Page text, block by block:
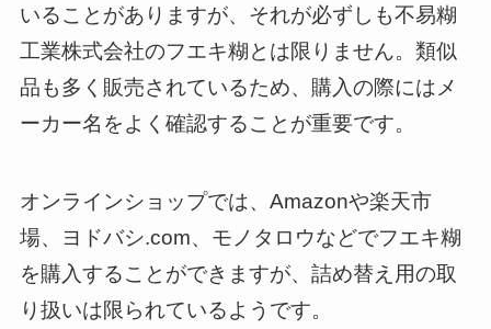
いることがありますが、それが必ずしも不易糊
工業株式会社のフエキ糊とは限りません。類似
品も多く販売されているため、購入の際にはメ
ーカー名をよく確認することが重要です。
オンラインショップでは、Amazonや楽天市
場、ヨドバシ.com、モノタロウなどでフエキ糊
を購入することができますが、詰め替え用の取
り扱いは限られているようです。